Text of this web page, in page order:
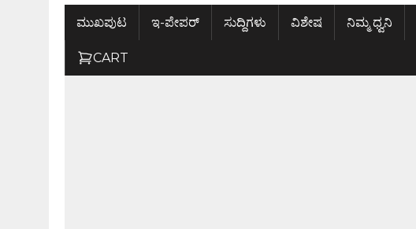
ಮುಖಪುಟ ಇ-ಪೇಪರ್ ಸುದ್ದಿಗಳು ವಿಶೇಷ ನಿಮ್ಮ ಧ್ವನಿ
CART